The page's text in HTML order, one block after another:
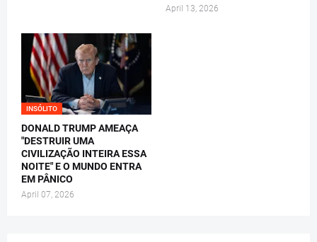
April 13, 2026
INSÓLITO
DONALD TRUMP AMEAÇA
"DESTRUIR UMA
CIVILIZAÇÃO INTEIRA ESSA
NOITE" E O MUNDO ENTRA
EM PÂNICO
April 07, 2026